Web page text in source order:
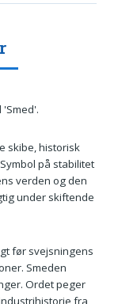
skibe, historisk
på stabilitet
verden og den
under skiftende
før svejsningens
Smeden
Ordet peger
fra